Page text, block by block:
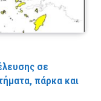
σε
πάρκα και